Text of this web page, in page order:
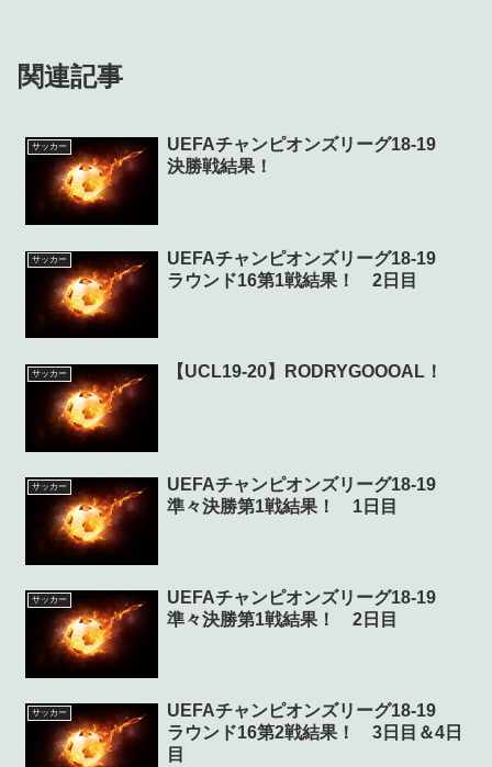
関連記事
サッカー
UEFAチャンピオンズリーグ18-19
決勝戦結果！
サッカー
UEFAチャンピオンズリーグ18-19
ラウンド16第1戦結果！ 2日目
サッカー 【UCL19-20】RODRYGOOOAL！
サッカー
UEFAチャンピオンズリーグ18-19
準々決勝第1戦結果！ 1日目
サッカー
UEFAチャンピオンズリーグ18-19
準々決勝第1戦結果！ 2日目
サッカー
UEFAチャンピオンズリーグ18-19
ラウンド16第2戦結果！ 3日目＆4日
目